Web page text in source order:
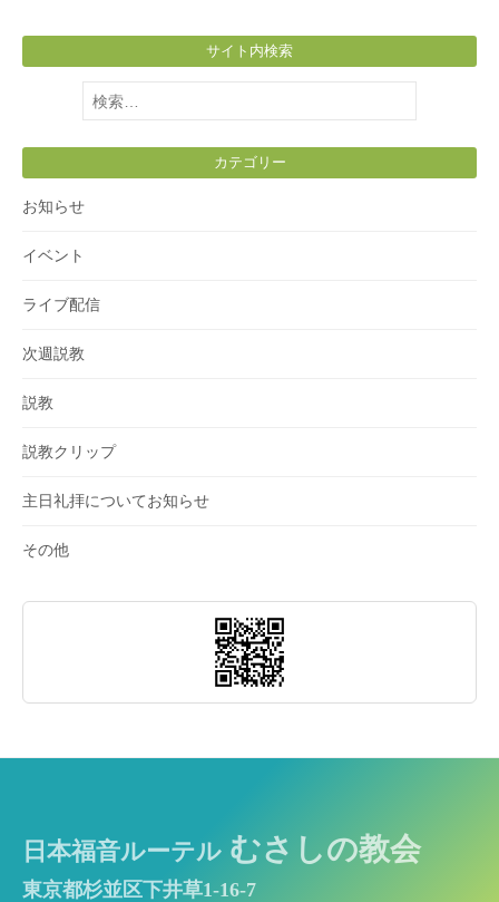
サイト内検索
検
索:
カテゴリー
お知らせ
イベント
ライブ配信
次週説教
説教
説教クリップ
主日礼拝についてお知らせ
その他
日本福音ルーテル むさしの教会
東京都杉並区下井草1-16-7